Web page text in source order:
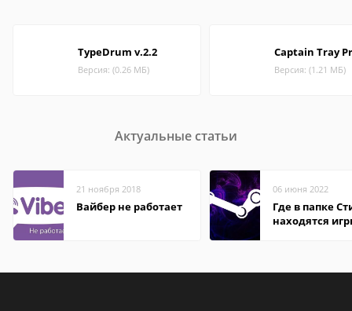
TypeDrum v.2.2
Версия: (0.26 МБ)
Captain Tray
Версия: (1.21 МБ)
Актуальные статьи
21 ноября 2018
Вайбер не работает
06 июня 2022
Где в папке
находятся